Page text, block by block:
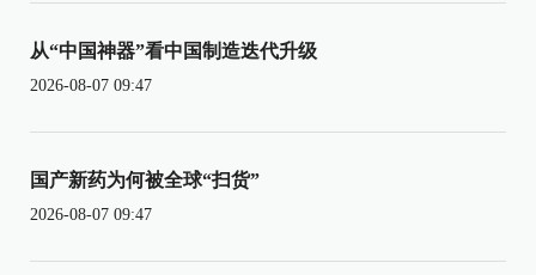
从“中国神器”看中国制造迭代升级
2026-08-07 09:47
国产新药为何被全球“扫货”
2026-08-07 09:47